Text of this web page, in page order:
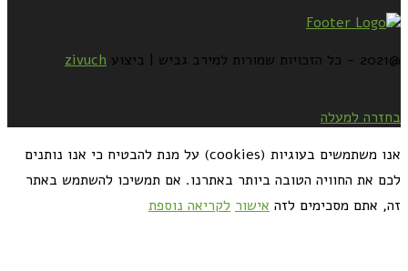
@2021 - כל הזכויות שמורות למירב גביש | ביצוע zivuch
בחזרה למעלה
אנו משתמשים בעוגיות (cookies) על מנת להבטיח כי אנו נותנים
לכם את החוויה הטובה ביותר באתרנו. אם תמשיכו להשתמש באתר
זה, אתם מסכימים לזה אישור לקריאה נוספת